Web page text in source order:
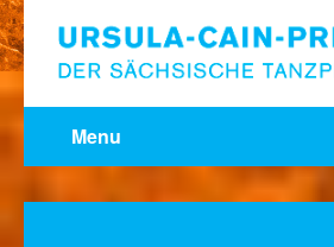
Menu